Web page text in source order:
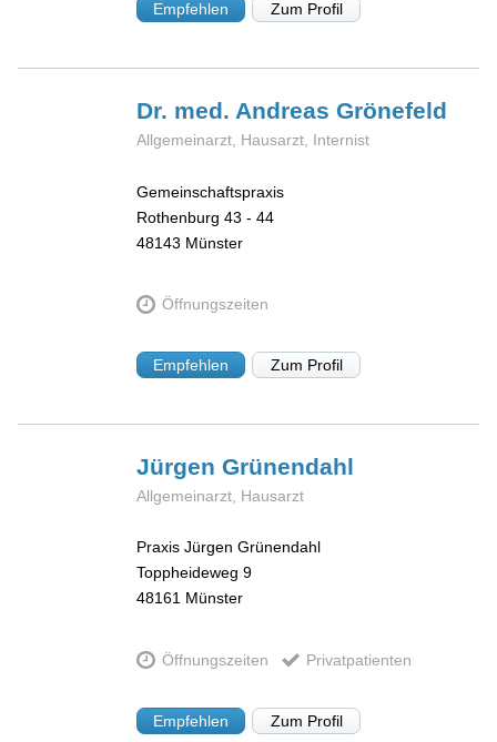
Empfehlen Zum Profil
Dr. med. AndreasGrönefeld
Allgemeinarzt, Hausarzt, Internist
Gemeinschaftspraxis
Rothenburg 43 - 44
48143 Münster
Öffnungszeiten
Empfehlen Zum Profil
JürgenGrünendahl
Allgemeinarzt, Hausarzt
Praxis Jürgen Grünendahl
Toppheideweg 9
48161 Münster
Öffnungszeiten Privatpatienten
Empfehlen Zum Profil